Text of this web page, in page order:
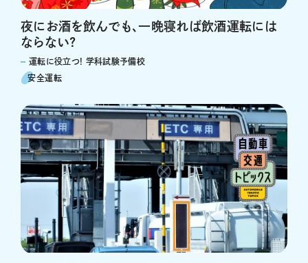
夜にお酒を飲んでも、一晩寝れば飲酒運転には
ならない?
運転に役立つ! 学科試験予備校
安全運転